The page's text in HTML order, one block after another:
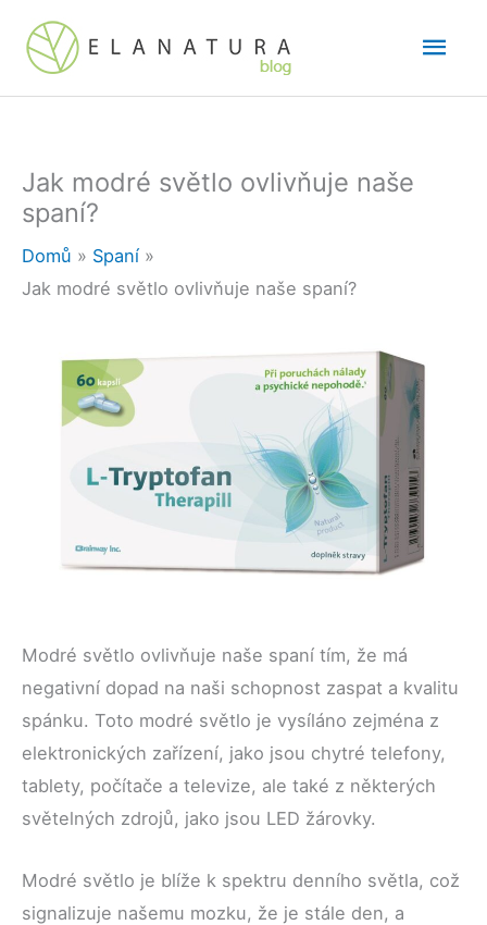
Přeskočit
obsah
Jak modré světlo ovlivňuje naše
spaní?
Domů
Spaní
Jak modré světlo ovlivňuje naše spaní?
Modré světlo ovlivňuje naše spaní tím, že má
negativní dopad na naši schopnost zaspat a kvalitu
spánku. Toto modré světlo je vysíláno zejména z
elektronických zařízení, jako jsou chytré telefony,
tablety, počítače a televize, ale také z některých
světelných zdrojů, jako jsou LED žárovky.
Modré světlo je blíže k spektru denního světla, což
signalizuje našemu mozku, že je stále den, a